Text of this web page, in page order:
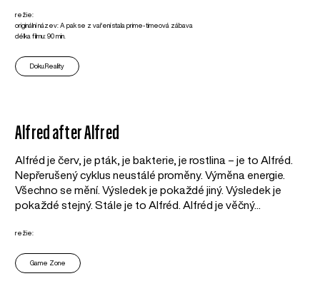
režie:
originální název: A pak se z vaření stala prime-timeová zábava
délka filmu: 90 min.
Doku.Reality
Alfred after Alfred
Alfréd je červ, je pták, je bakterie, je rostlina – je to Alfréd.
Nepřerušený cyklus neustálé proměny. Výměna energie.
Všechno se mění. Výsledek je pokaždé jiný. Výsledek je
pokaždé stejný. Stále je to Alfréd. Alfréd je věčný...
režie:
Game Zone